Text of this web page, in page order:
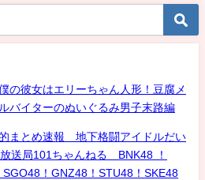
彼女はエリーちゃん人形！豆腐メ
バイターのぬいぐるみ男子末路編
まとめ速報 地下格闘アイドルだい
送局101ちゃんねる BNK48 ！
！GNZ48！STU48！SKE48